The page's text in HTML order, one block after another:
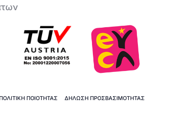
ΠΟΙΟΤΗΤΑΣ ΔΗΛΩΣΗ ΠΡΟΣΒΑΣΙΜΟΤΗΤΑΣ